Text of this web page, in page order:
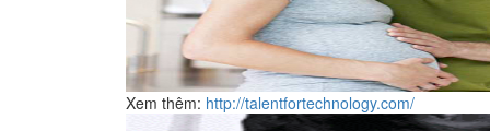
Xem thêm: http://talentfortechnology.com/